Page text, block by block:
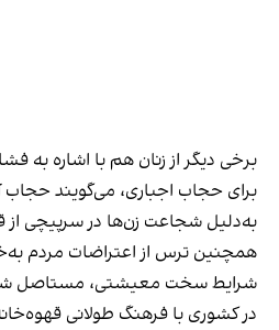
برخی دیگر از زنان هم با اشاره به
برای حجاب اجباری، می‌گویند حجاب
به‌دلیل شجاعت زن‌ها در سرپیچی از
همچنین ترس از اعتراضات مردم
شرایط سخت معیشتی، مستاصل
در کشوری با فرهنگ طولانی